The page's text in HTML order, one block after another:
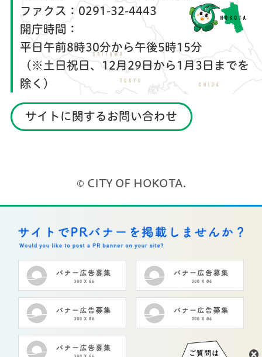
ファクス： 0291-32-4443
開庁時間：
平日午前8時30分から午後5時15分
（※土日祝日、12月29日から1月3日までを
除く）
サイトに関するお問い合わせ
© CITY OF HOKOTA.